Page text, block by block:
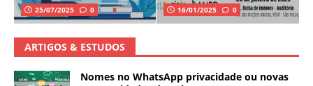
25/07/2025 0 16/01/2025 0
ARTIGOS & ESTUDOS
Nomes no WhatsApp privacidade ou novas